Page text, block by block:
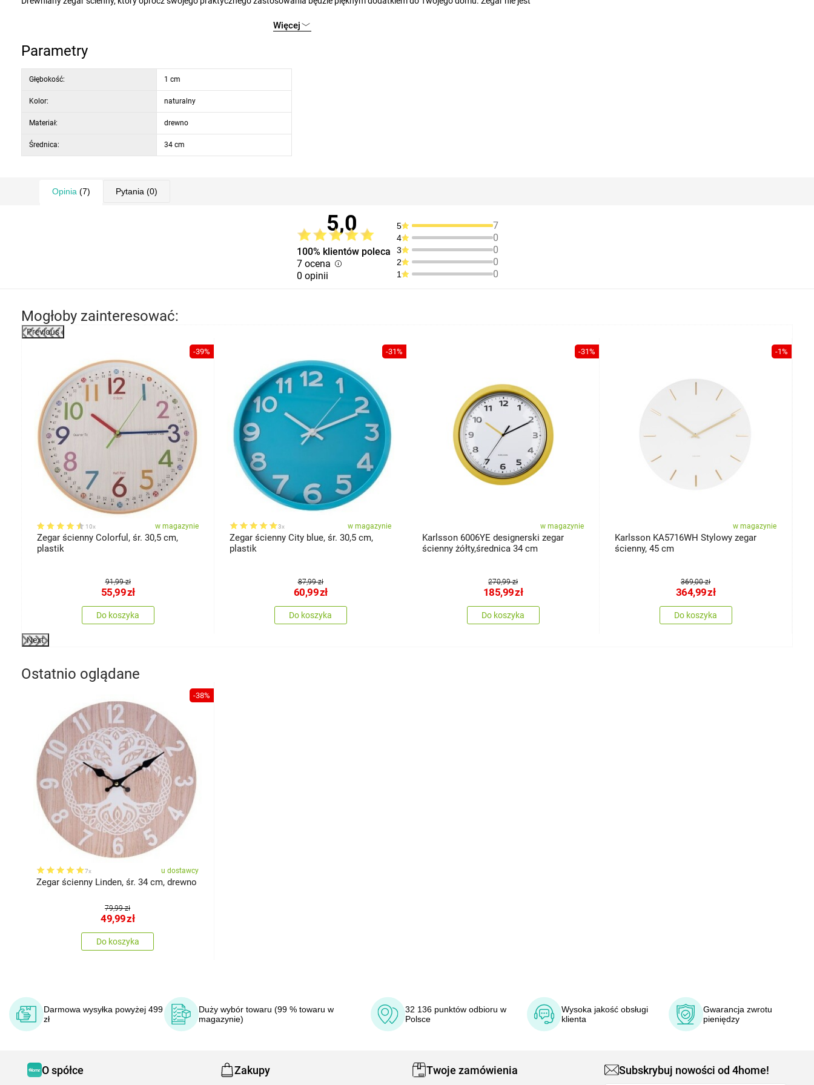
Więcej
Parametry
Głębokość: 1 cm
Kolor: naturalny
Materiał: drewno
Średnica: 34 cm
Opinia (7) Pytania (0)
5,0
100% klientów poleca
7 ocena
0 opinii
5 7
4 0
3 0
2 0
1 0
Mogłoby zainteresować:
Previous
-39%
10x w magazynie
Zegar ścienny Colorful, śr. 30,5 cm,
plastik
91,99 zł
55,99zł
Do koszyka
-31%
3x w magazynie
Zegar ścienny City blue, śr. 30,5 cm,
plastik
87,99 zł
60,99zł
Do koszyka
-31%
w magazynie
Karlsson 6006YE designerski zegar
ścienny żółty,średnica 34 cm
270,99 zł
185,99zł
Do koszyka
-1%
w magazynie
Karlsson KA5716WH Stylowy zegar
ścienny, 45 cm
369,00 zł
364,99zł
Do koszyka
Next
Ostatnio oglądane
-38%
7x u dostawcy
Zegar ścienny Linden, śr. 34 cm, drewno
79,99 zł
49,99zł
Do koszyka
Darmowa wysyłka powyżej 499
zł
Duży wybór towaru (99 % towaru w
magazynie)
32 136 punktów odbioru w
Polsce
Wysoka jakość obsługi
klienta
Gwarancja zwrotu
pieniędzy
O spółce Zakupy Twoje zamówienia Subskrybuj nowości od 4home!